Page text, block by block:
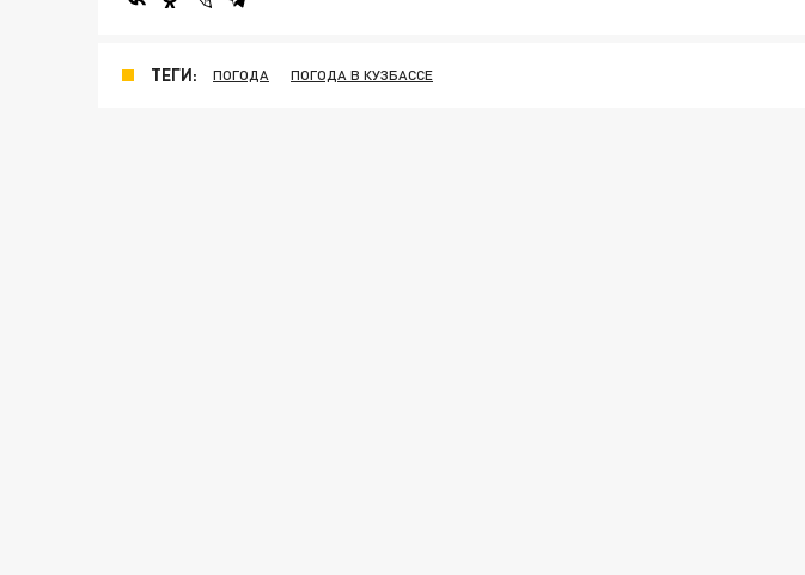
ТЕГИ: ПОГОДА ПОГОДА В КУЗБАССЕ